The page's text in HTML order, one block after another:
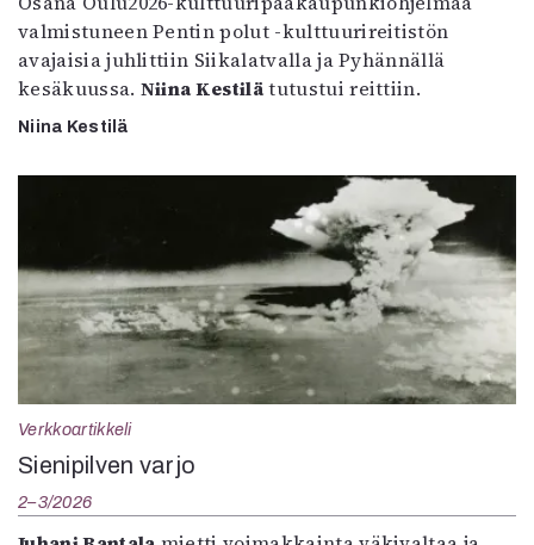
valmistuneen Pentin polut -kulttuurireitistön
avajaisia juhlittiin Siikalatvalla ja Pyhännällä
kesäkuussa. Niina Kestilätutustui reittiin.
Niina Kestilä
Verkkoartikkeli
Sienipilven varjo
2–3/2026